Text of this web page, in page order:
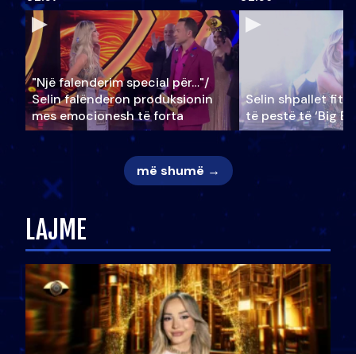
"Një falenderim special për…"/
Selin falënderon produksionin
mes emocionesh të forta
Selin shpallet
të pestë të ‘Big
më shumë →
LAJME